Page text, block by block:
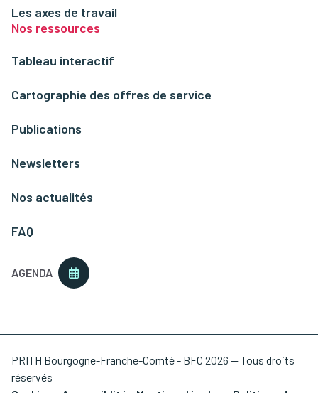
Les axes de travail
Nos ressources
Tableau interactif
Cartographie des offres de service
Publications
Newsletters
Nos actualités
FAQ
AGENDA
PRITH Bourgogne-Franche-Comté - BFC 2026 — Tous droits
réservés